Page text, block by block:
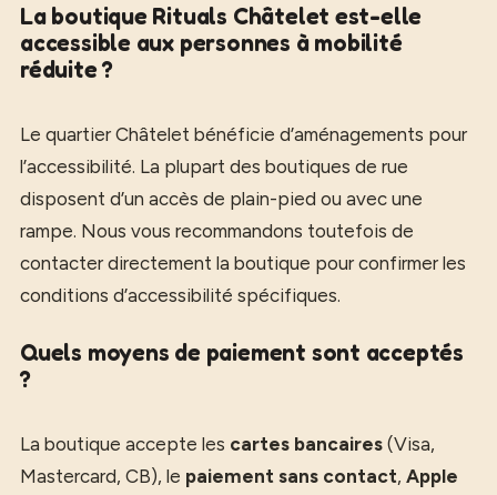
La boutique Rituals Châtelet est-elle
accessible aux personnes à mobilité
réduite ?
Le quartier Châtelet bénéficie d’aménagements pour
l’accessibilité. La plupart des boutiques de rue
disposent d’un accès de plain-pied ou avec une
rampe. Nous vous recommandons toutefois de
contacter directement la boutique pour confirmer les
conditions d’accessibilité spécifiques.
Quels moyens de paiement sont acceptés
?
La boutique accepte les cartes bancaires (Visa,
Mastercard, CB), le paiement sans contact, Apple